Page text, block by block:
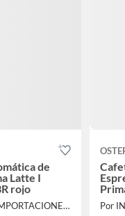
de
Latte I
rojo
Por QUEVEDO IMPORTACIONES S.A.C.